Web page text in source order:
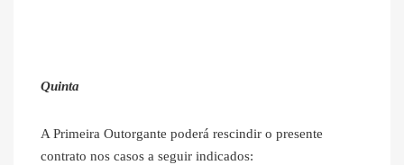
Quinta
A Primeira Outorgante poderá rescindir o presente
contrato nos casos a seguir indicados: